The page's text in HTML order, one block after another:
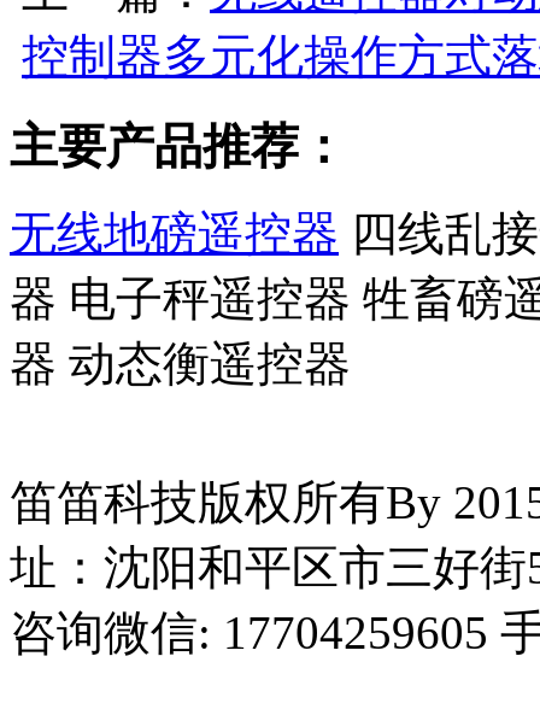
控制器多元化操作方式
主要产品推荐：
无线地磅遥控器 四线乱
器 电子秤遥控器 牲畜磅
器 动态衡遥控器
笛笛科技版权所有By
址：沈阳和平区市三好
咨询微信: 17704259605